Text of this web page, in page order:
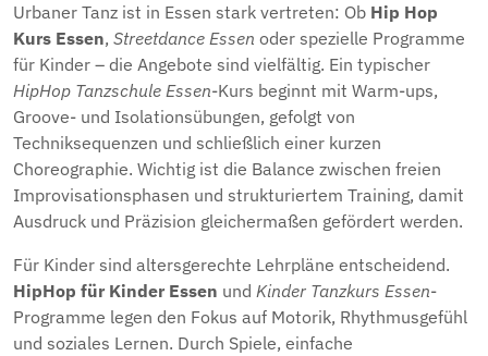
Urbaner Tanz ist in Essen stark vertreten: Ob Hip Hop
Kurs Essen, Streetdance Essen oder spezielle Programme
für Kinder – die Angebote sind vielfältig. Ein typischer
HipHop Tanzschule Essen-Kurs beginnt mit Warm-ups,
Groove- und Isolationsübungen, gefolgt von
Techniksequenzen und schließlich einer kurzen
Choreographie. Wichtig ist die Balance zwischen freien
Improvisationsphasen und strukturiertem Training, damit
Ausdruck und Präzision gleichermaßen gefördert werden.
Für Kinder sind altersgerechte Lehrpläne entscheidend.
HipHop für Kinder Essen und Kinder Tanzkurs Essen-
Programme legen den Fokus auf Motorik, Rhythmusgefühl
und soziales Lernen. Durch Spiele, einfache